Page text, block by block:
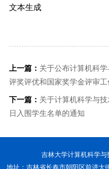
文本生成
上一篇： 关于公布计算机科学
评奖评优和国家奖学金评审
下一篇： 关于计算机科学与
日入围学生名单的通知
吉林大学计算机科学
地址：吉林省长春市朝阳区前进大